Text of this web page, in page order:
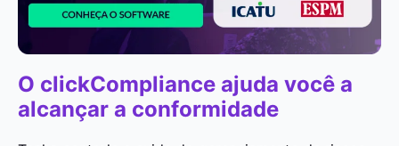
O clickCompliance ajuda você a
alcançar a conformidade